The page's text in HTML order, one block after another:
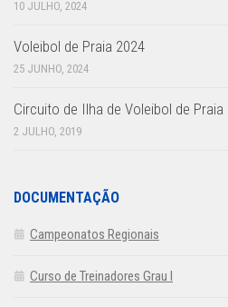
10 JULHO, 2024
Voleibol de Praia 2024
25 JUNHO, 2024
Circuito de Ilha de Voleibol de Praia
2 JULHO, 2019
DOCUMENTAÇÃO
Campeonatos Regionais
Curso de Treinadores Grau I